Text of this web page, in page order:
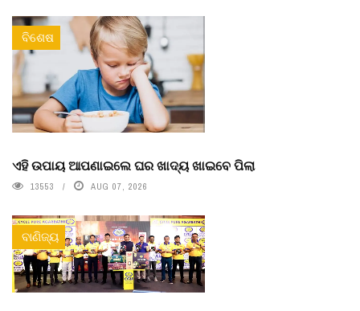
ବିଶେଷ
ଏହି ଉପାୟ ଆପଣାଇଲେ ଘର ଖାଦ୍ୟ ଖାଇବେ ପିଲା
13553 AUG 07, 2026
ବାଣିଜ୍ୟ